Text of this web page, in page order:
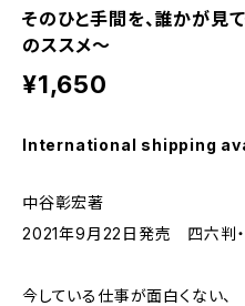
そのひと手間を、誰かが見
のススメ～
¥1,650
International shipping
中谷彰宏著
2021年9月22日発売 四六判・
今している仕事が面白くない、